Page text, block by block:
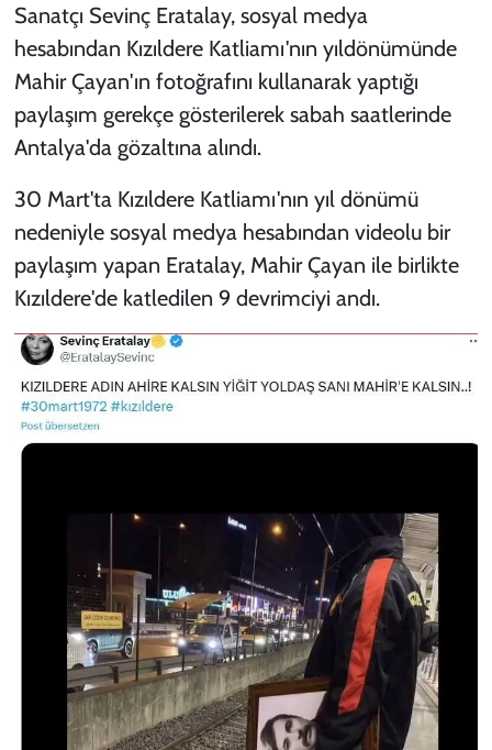
Sanatçı Sevinç Eratalay, sosyal medya
hesabından Kızıldere Katliamı'nın yıldönümünde
Mahir Çayan'ın fotoğrafını kullanarak yaptığı
paylaşım gerekçe gösterilerek sabah saatlerinde
Antalya'da gözaltına alındı.
30 Mart'ta Kızıldere Katliamı'nın yıl dönümü
nedeniyle sosyal medya hesabından videolu bir
paylaşım yapan Eratalay, Mahir Çayan ile birlikte
Kızıldere'de katledilen 9 devrimciyi andı.